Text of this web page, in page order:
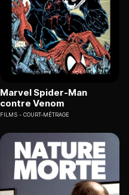
Marvel Spider-Man
contre Venom
FILMS COURT-MÉTRAGE